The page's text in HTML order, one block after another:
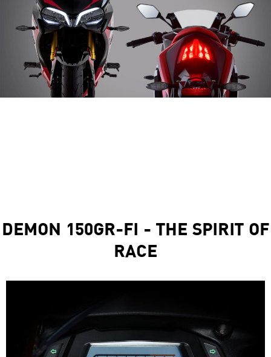
DEMON 150GR-FI - THE SPIRIT OF
RACE